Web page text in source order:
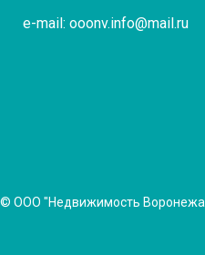
e-mail: ooonv.info@mail.ru
© ООО "Недвижимость